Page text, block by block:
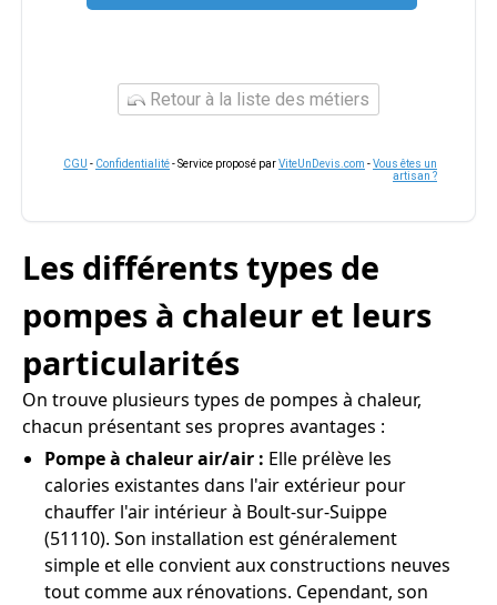
Retour à la liste des métiers
CGU - Confidentialité- Service proposé parViteUnDevis.com -Vous êtes un
artisan ?
Les différents types de
pompes à chaleur et leurs
particularités
On trouve plusieurs types de pompes à chaleur,
chacun présentant ses propres avantages :
Pompe à chaleur air/air : Elle prélève les
calories existantes dans l'air extérieur pour
chauffer l'air intérieur à Boult-sur-Suippe
(51110). Son installation est généralement
simple et elle convient aux constructions neuves
tout comme aux rénovations. Cependant, son